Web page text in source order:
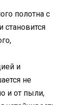
полотна с
становится
и
не
и от пыли,